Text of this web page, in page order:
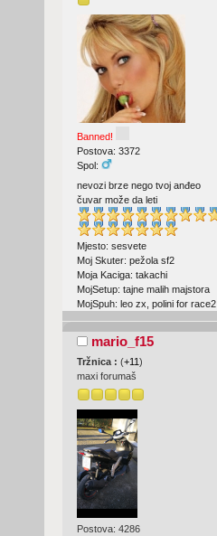
Banned!
Postova: 3372
Spol:
nevozi brze nego tvoj anđeo
čuvar može da leti
Mjesto: sesvete
Moj Skuter: pežola sf2
Moja Kaciga: takachi
MojSetup: tajne malih majstora
MojSpuh: leo zx, polini for race2
mario_f15
Tržnica : (+11)
maxi forumaš
Postova: 4286